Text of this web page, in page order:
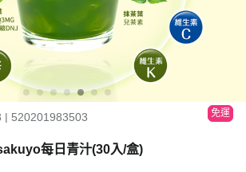
| 520201983503 免運
每日青汁(30入/盒)